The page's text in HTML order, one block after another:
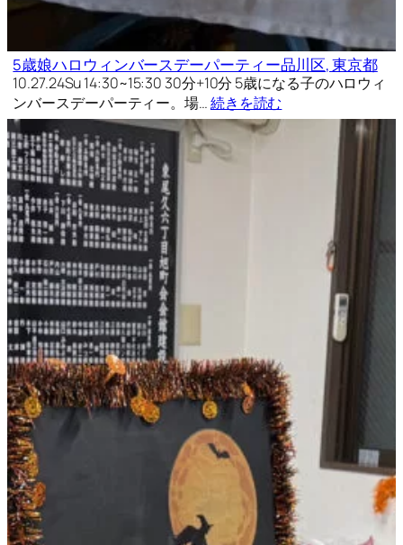
5歳娘ハロウィンバースデーパーティー品川区, 東京都
10.27.24Su 14:30~15:30 30分+10分 5歳になる子のハロウィ
ンバースデーパーティー。場…続きを読む